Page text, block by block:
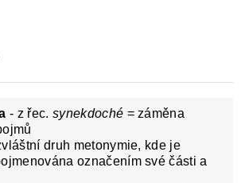
- z řec. synekdoché = záměna
druh metonymie, kde je
označením své části a